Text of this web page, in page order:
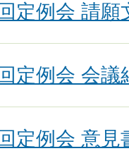
定例会 請願
定例会 会議
定例会 意見